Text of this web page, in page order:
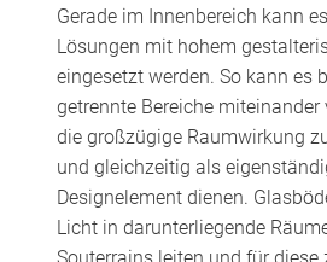
Gerade im Innenbereich kann
Lösungen mit hohem
eingesetzt werden. So kann es
getrennte Bereiche miteinander
die großzügige Raumwirkung
und gleichzeitig als
Designelement dienen.
Licht in darunterliegende